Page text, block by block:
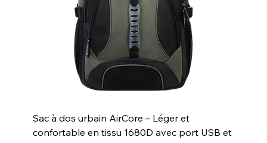
Sac à dos urbain AirCore – Léger et
confortable en tissu 1680D avec port USB et